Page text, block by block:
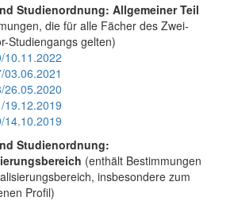
Studienordnung: Allgemeiner Teil
die für alle Fächer des Zwei-
Studiengangs gelten)
10.11.2022
03.06.2021
26.05.2020
19.12.2019
14.10.2019
Studienordnung:
(enthält Bestimmungen
insbesondere zum
Profil)